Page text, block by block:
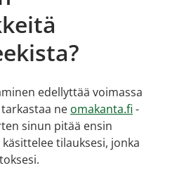
edellyttää voimassa
ne omakanta.fi -
sinun pitää ensin
tilauksesi, jonka